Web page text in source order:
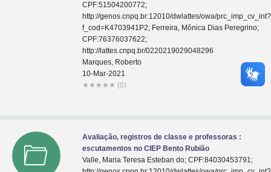
CPF:51504200772;
http://genos.cnpq.br:12010/dwlattes/owa/prc_imp_cv_int?
f_cod=K4703941P2; Ferreira, Mônica Dias Peregrino;
CPF:76376037622;
http://lattes.cnpq.br/0220219029048296
Marques, Roberto
10-Mar-2021
★ ★ ★ ★ ★ (0)
Avaliação, registros de classe e professoras :
escutamentos no CIEP Bento Rubião
Valle, Maria Teresa Esteban do; CPF:84030453791;